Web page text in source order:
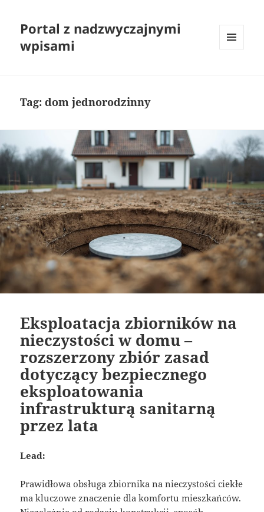
Portal z nadzwyczajnymi
wpisami
Tag:dom jednorodzinny
Eksploatacja zbiorników na
nieczystości w domu –
rozszerzony zbiór zasad
dotyczący bezpiecznego
eksploatowania
infrastrukturą sanitarną
przez lata
Lead:
Prawidłowa obsługa zbiornika na nieczystości ciekłe
ma kluczowe znaczenie dla komfortu mieszkańców.